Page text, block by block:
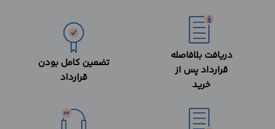
دریافت بلافاصله
قرارداد پس از
خرید
تضمین کامل بودن
قرارداد